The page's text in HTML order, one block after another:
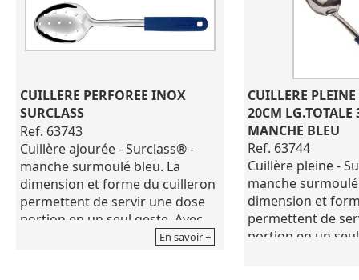
CUILLERE PERFOREE INOX
SURCLASS
Ref. 63743
Cuillère ajourée - Surclass® -
manche surmoulé bleu. La
dimension et forme du cuilleron
permettent de servir une dose
portion en un seul geste. Avec
ses bords arrondis, la cuillère
En savoir +
CUILLERE PLEINE
20CM LG.TOTALE
MANCHE BLEU
Ref. 63744
Cuillère pleine -
manche
dimension et
permettent de
portion en un